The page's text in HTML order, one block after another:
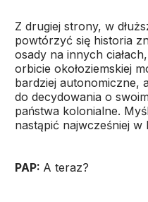
Z drugiej strony, w
powtórzyć się historia
osady na innych
orbicie okołoziemskiej
bardziej autonomiczne,
do decydowania o
państwa kolonialne.
nastąpić najwcześniej
PAP: A teraz?